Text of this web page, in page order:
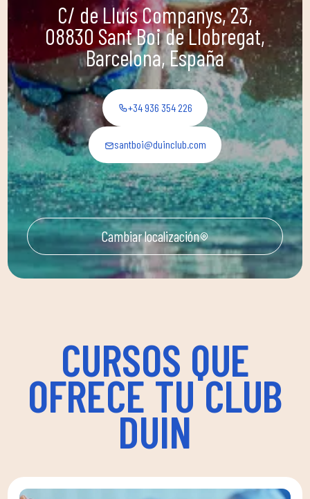
C/ de Lluís Companys, 23,
08830 Sant Boi de Llobregat,
Barcelona, España
+34 936 354 226
santboi@duinclub.com
Cambiar localización
CURSOS QUE
OFRECE TU CLUB
DUIN